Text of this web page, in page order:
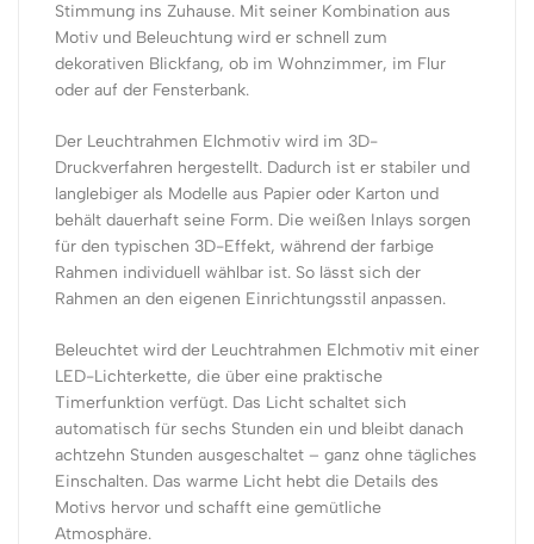
Stimmung ins Zuhause. Mit seiner Kombination aus
Motiv und Beleuchtung wird er schnell zum
dekorativen Blickfang, ob im Wohnzimmer, im Flur
oder auf der Fensterbank.
Der Leuchtrahmen Elchmotiv wird im 3D-
Druckverfahren hergestellt. Dadurch ist er stabiler und
langlebiger als Modelle aus Papier oder Karton und
behält dauerhaft seine Form. Die weißen Inlays sorgen
für den typischen 3D-Effekt, während der farbige
Rahmen individuell wählbar ist. So lässt sich der
Rahmen an den eigenen Einrichtungsstil anpassen.
Beleuchtet wird der Leuchtrahmen Elchmotiv mit einer
LED-Lichterkette, die über eine praktische
Timerfunktion verfügt. Das Licht schaltet sich
automatisch für sechs Stunden ein und bleibt danach
achtzehn Stunden ausgeschaltet – ganz ohne tägliches
Einschalten. Das warme Licht hebt die Details des
Motivs hervor und schafft eine gemütliche
Atmosphäre.